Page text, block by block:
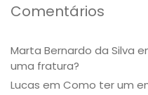
Comentários
Marta Bernardo da Silva
uma fratura?
Lucas em Como ter um